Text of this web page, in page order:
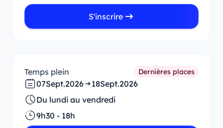
S'inscrire
Temps plein Dernières places
07Sept.2026 18Sept.2026
Du lundi au vendredi
9h30 - 18h